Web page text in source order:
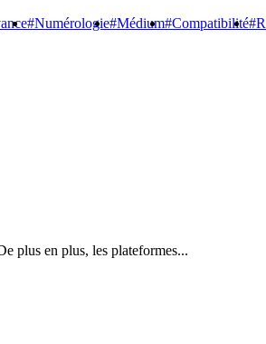
#Numérologie#Médium#Compatibilité
plus en plus, les plateformes...